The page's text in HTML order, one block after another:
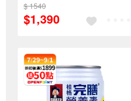
贈OPENPOINT
$ 1540
$1,390